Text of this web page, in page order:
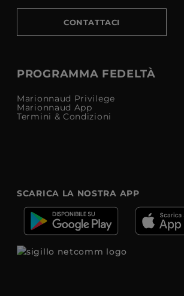
CONTATTACI
PROGRAMMA FEDELTÀ
Marionnaud Privilege
Marionnaud App
Termini & Condizioni
SCARICA LA NOSTRA APP